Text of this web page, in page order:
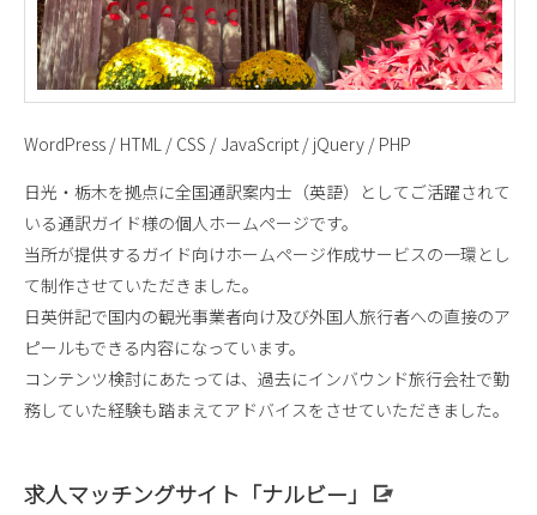
WordPress / HTML / CSS / JavaScript / jQuery / PHP
日光・栃木を拠点に全国通訳案内士（英語）としてご活躍されて
いる通訳ガイド様の個人ホームページです。
当所が提供するガイド向けホームページ作成サービスの一環とし
て制作させていただきました。
日英併記で国内の観光事業者向け及び外国人旅行者への直接のア
ピールもできる内容になっています。
コンテンツ検討にあたっては、過去にインバウンド旅行会社で勤
務していた経験も踏まえてアドバイスをさせていただきました。
求人マッチングサイト「ナルビー」